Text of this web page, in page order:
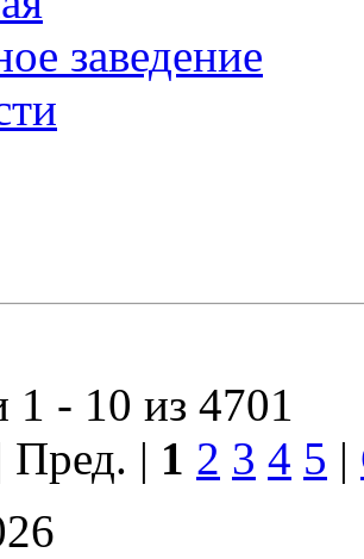
заведение
1 - 10 из 4701
Пред. | 1 2 3 4 5 |